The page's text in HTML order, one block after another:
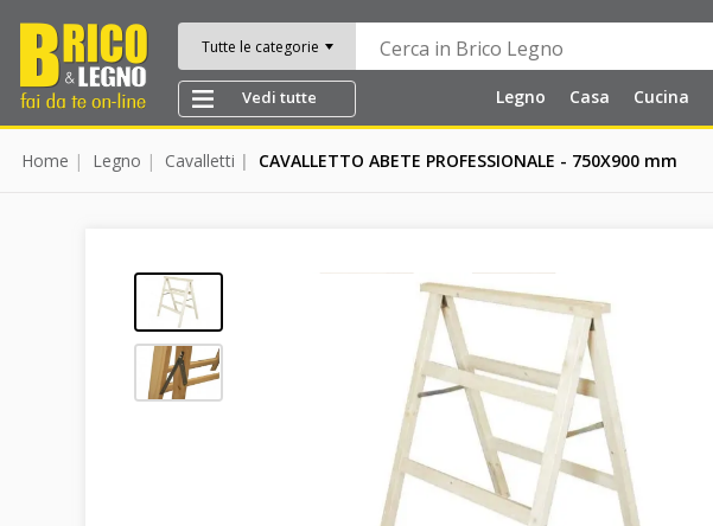
Tutte le categorie
Vedi tutte Legno Casa Cucina
Home Legno Cavalletti CAVALLETTO ABETE PROFESSIONALE - 750X900 mm